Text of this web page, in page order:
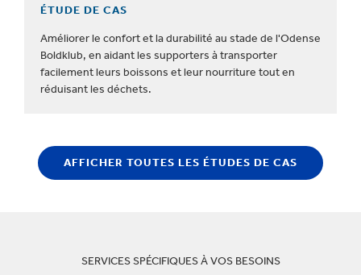
ÉTUDE DE CAS
Améliorer le confort et la durabilité au stade de l'Odense
Boldklub, en aidant les supporters à transporter
facilement leurs boissons et leur nourriture tout en
réduisant les déchets.
AFFICHER TOUTES LES ÉTUDES DE CAS
SERVICES SPÉCIFIQUES À VOS BESOINS